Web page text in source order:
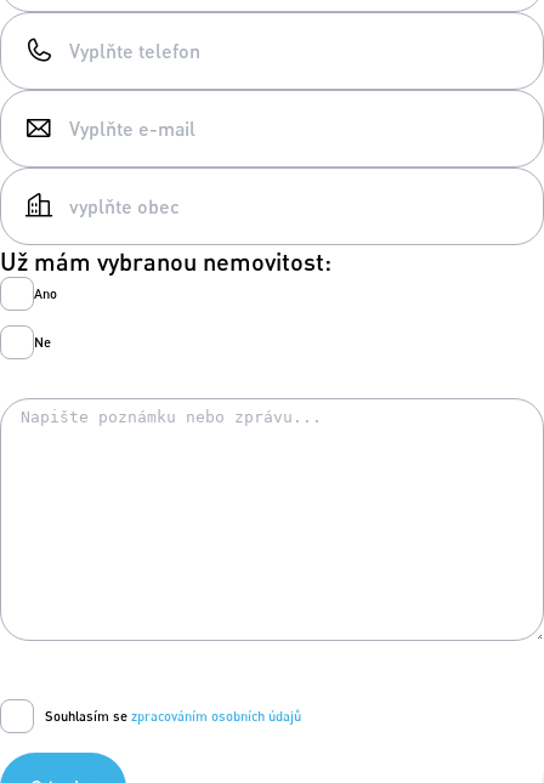
Už mám vybranou nemovitost:
Ano
Ne
Souhlasím se zpracováním osobních údajů